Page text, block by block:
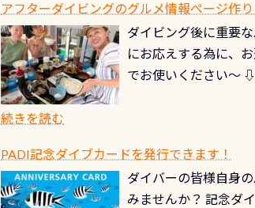
も、ワクワクが続く
PADIグッズが当たる
ルくじに参加する
楽しみ頂けます 反対
できます！ かなり楽
にもなりますヨ 料金
アフターダイビングのグルメ情報ページ作
ダイビング後に重要
にお応えする為に、
でお使いください～
続きを読む
PADI記念ダイブカードを発行できます！
ダイバーの皆様自身
みませんか？ 記念ダ